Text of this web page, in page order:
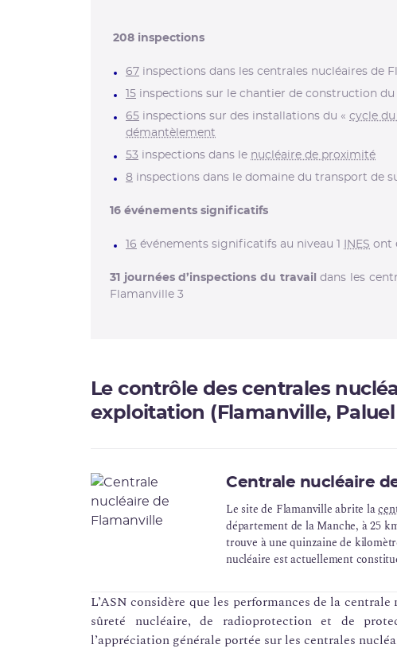
208 inspections
67 inspections dans les centrales nucléaires de
15 inspections sur le chantier de construction du
65 inspections sur des installations du « cycle
démantèlement
53 inspections dans le nucléaire de proximité
8 inspections dans le domaine du transport de
16 événements significatifs
16 événements significatifs au niveau 1 INES ont
31 journées d’inspections du travaildans les
Flamanville 3
Le contrôle des centrales
exploitation (Flamanville,
Centrale nucléaire
Le site de Flamanville abrite la
département de la Manche, à 25
trouve à une quinzaine de
nucléaire est actuellement
L’ASN considère que les performances de la
sûreté nucléaire, de radioprotection et de
l’appréciation générale portée sur les centrales